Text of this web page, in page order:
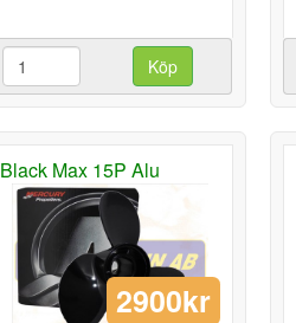
Köp
Black Max 15P Alu
2900kr